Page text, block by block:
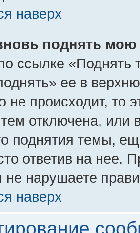
наверх
поднять мою
ссылке «Поднять
ее в
не происходит, то
отключена, или
поднятия темы,
ответив на нее.
нарушаете
наверх